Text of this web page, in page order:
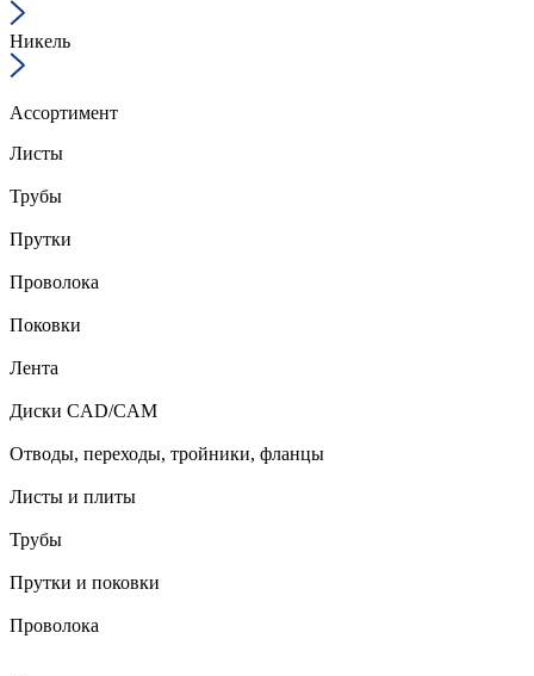
Никель
Ассортимент
Листы
Трубы
Прутки
Проволока
Поковки
Лента
Диски CAD/CAM
Отводы, переходы, тройники, фланцы
Листы и плиты
Трубы
Прутки и поковки
Проволока